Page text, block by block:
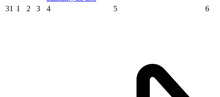
31 1 2 3 4 5 6